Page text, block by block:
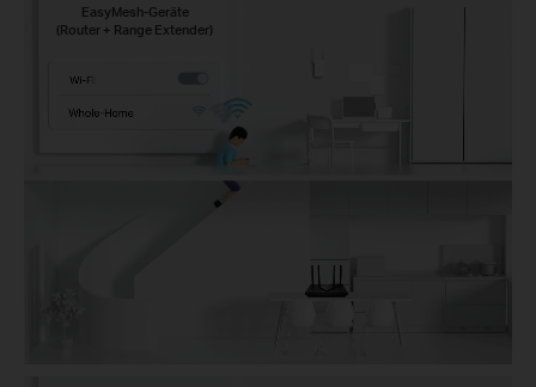
EasyMesh-Geräte
(Router + Range Extender)